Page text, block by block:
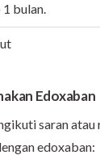
bulan.
Edoxaban
saran
edoxaban: